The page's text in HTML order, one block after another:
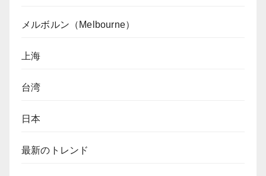
メルボルン（Melbourne）
上海
台湾
日本
最新のトレンド